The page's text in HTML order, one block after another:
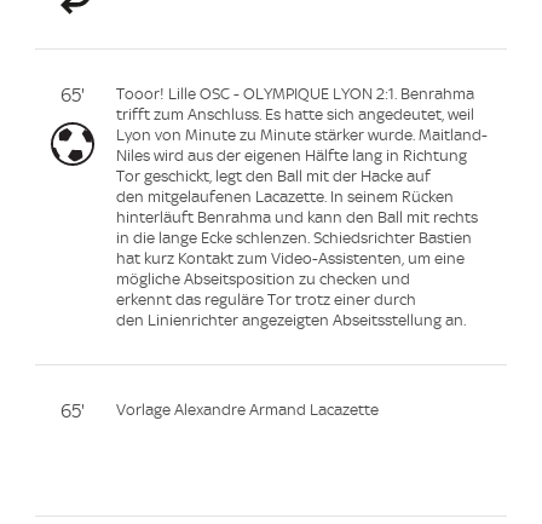
65'
Tooor! Lille OSC - OLYMPIQUE LYON 2:1. Benrahma
trifft zum Anschluss. Es hatte sich angedeutet, weil
Lyon von Minute zu Minute stärker wurde. Maitland-
Niles wird aus der eigenen Hälfte lang in Richtung
Tor geschickt, legt den Ball mit der Hacke auf
den mitgelaufenen Lacazette. In seinem Rücken
hinterläuft Benrahma und kann den Ball mit rechts
in die lange Ecke schlenzen. Schiedsrichter Bastien
hat kurz Kontakt zum Video-Assistenten, um eine
mögliche Abseitsposition zu checken und
erkennt das reguläre Tor trotz einer durch
den Linienrichter angezeigten Abseitsstellung an.
65' Vorlage Alexandre Armand Lacazette